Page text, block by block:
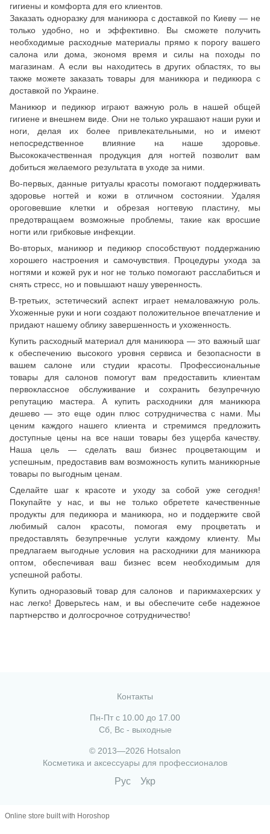
гигиены и комфорта для его клиентов.
Заказать одноразку для маникюра с доставкой по Киеву — не
только удобно, но и эффективно. Вы сможете получить
необходимые расходные материалы прямо к порогу вашего
салона или дома, экономя время и силы на походы по
магазинам. А если вы находитесь в других областях, то вы
также можете заказать товары для маникюра и педикюра с
доставкой по Украине.
Маникюр и педикюр играют важную роль в нашей общей
гигиене и внешнем виде. Они не только украшают наши руки и
ноги, делая их более привлекательными, но и имеют
непосредственное влияние на наше здоровье.
Высококачественная продукция для ногтей позволит вам
добиться желаемого результата в уходе за ними.
Во-первых, данные ритуалы красоты помогают поддерживать
здоровье ногтей и кожи в отличном состоянии. Удаляя
ороговевшие клетки и обрезая ногтевую пластину, мы
предотвращаем возможные проблемы, такие как вросшие
ногти или грибковые инфекции.
Во-вторых, маникюр и педикюр способствуют поддержанию
хорошего настроения и самочувствия. Процедуры ухода за
ногтями и кожей рук и ног не только помогают расслабиться и
снять стресс, но и повышают нашу уверенность.
В-третьих, эстетический аспект играет немаловажную роль.
Ухоженные руки и ноги создают положительное впечатление и
придают нашему облику завершенность и ухоженность.
Купить расходный материал для маникюра — это важный шаг
к обеспечению высокого уровня сервиса и безопасности в
вашем салоне или студии красоты. Профессиональные
товары для салонов помогут вам предоставить клиентам
первоклассное обслуживание и сохранить безупречную
репутацию мастера. А купить расходники для маникюра
дешево — это еще один плюс сотрудничества с нами. Мы
ценим каждого нашего клиента и стремимся предложить
доступные цены на все наши товары без ущерба качеству.
Наша цель — сделать ваш бизнес процветающим и
успешным, предоставив вам возможность купить маникюрные
товары по выгодным ценам.
Сделайте шаг к красоте и уходу за собой уже сегодня!
Покупайте у нас, и вы не только обретете качественные
продукты для педикюра и маникюра, но и поддержите свой
любимый салон красоты, помогая ему процветать и
предоставлять безупречные услуги каждому клиенту. Мы
предлагаем выгодные условия на расходники для маникюра
оптом, обеспечивая ваш бизнес всем необходимым для
успешной работы.
Купить одноразовый товар для салонов и парикмахерских у
нас легко! Доверьтесь нам, и вы обеспечите себе надежное
партнерство и долгосрочное сотрудничество!
Контакты
Пн-Пт с 10.00 до 17.00
Сб, Вс - выходные
© 2013—2026 Hotsalon
Косметика и аксессуары для профессионалов
Рус Укр
Online store built with Horoshop